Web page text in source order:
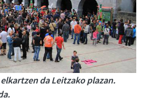
da Leitzako plazan.